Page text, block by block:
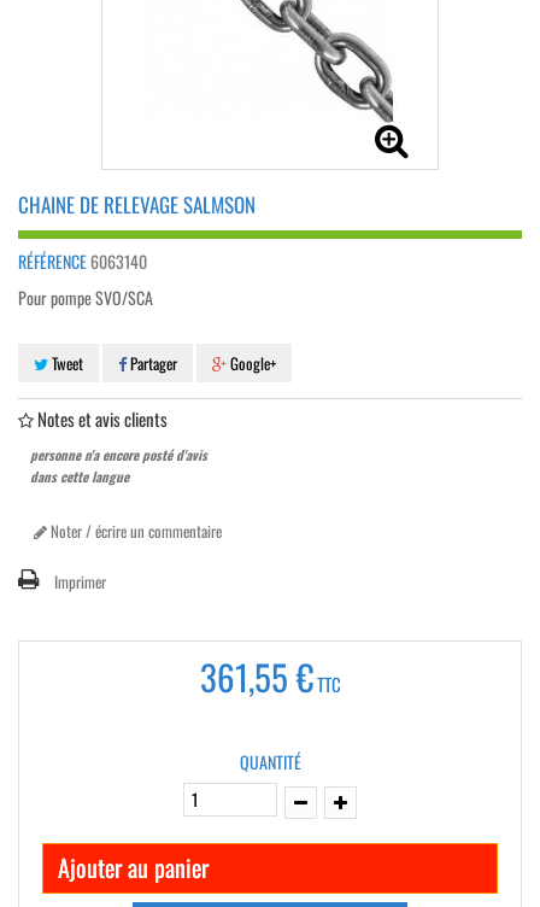
CHAINE DE RELEVAGE SALMSON
RÉFÉRENCE6063140
Pour pompe SVO/SCA
Tweet Partager Google+
Notes et avis clients
personne n'a encore posté d'avis
dans cette langue
Noter / écrire un commentaire
Imprimer
361,55 €TTC
QUANTITÉ
Ajouter au panier